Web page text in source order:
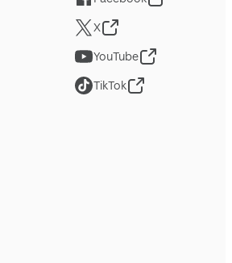
X
YouTube
TikTok